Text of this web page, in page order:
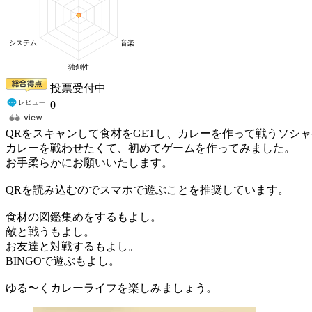
投票受付中
0
QRをスキャンして食材をGETし、カレーを作って戦うソシャ
カレーを戦わせたくて、初めてゲームを作ってみました。
お手柔らかにお願いいたします。
QRを読み込むのでスマホで遊ぶことを推奨しています。
食材の図鑑集めをするもよし。
敵と戦うもよし。
お友達と対戦するもよし。
BINGOで遊ぶもよし。
ゆる〜くカレーライフを楽しみましょう。